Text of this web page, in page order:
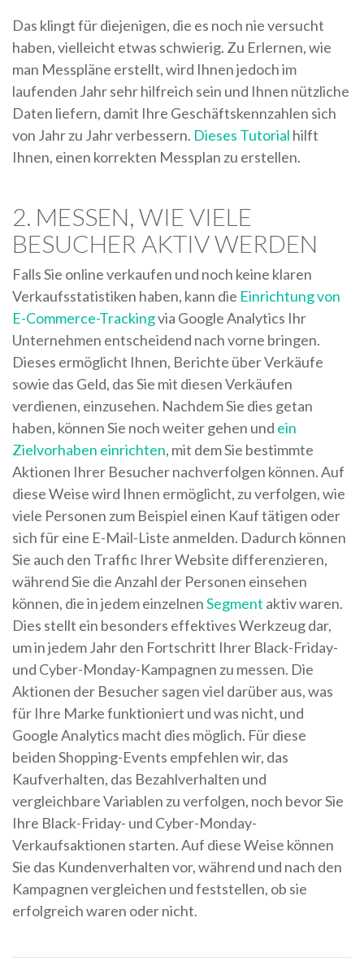
Das klingt für diejenigen, die es noch nie versucht
haben, vielleicht etwas schwierig. Zu Erlernen, wie
man Messpläne erstellt, wird Ihnen jedoch im
laufenden Jahr sehr hilfreich sein und Ihnen nützliche
Daten liefern, damit Ihre Geschäftskennzahlen sich
von Jahr zu Jahr verbessern. Dieses Tutorial hilft
Ihnen, einen korrekten Messplan zu erstellen.
2. MESSEN, WIE VIELE
BESUCHER AKTIV WERDEN
Falls Sie online verkaufen und noch keine klaren
Verkaufsstatistiken haben, kann die Einrichtung von
E-Commerce-Trackingvia Google Analytics Ihr
Unternehmen entscheidend nach vorne bringen.
Dieses ermöglicht Ihnen, Berichte über Verkäufe
sowie das Geld, das Sie mit diesen Verkäufen
verdienen, einzusehen. Nachdem Sie dies getan
haben, können Sie noch weiter gehen und ein
Zielvorhaben einrichten, mit dem Sie bestimmte
Aktionen Ihrer Besucher nachverfolgen können. Auf
diese Weise wird Ihnen ermöglicht, zu verfolgen, wie
viele Personen zum Beispiel einen Kauf tätigen oder
sich für eine E-Mail-Liste anmelden. Dadurch können
Sie auch den Traffic Ihrer Website differenzieren,
während Sie die Anzahl der Personen einsehen
können, die in jedem einzelnenSegment aktiv waren.
Dies stellt ein besonders effektives Werkzeug dar,
um in jedem Jahr den Fortschritt Ihrer Black-Friday-
und Cyber-Monday-Kampagnen zu messen. Die
Aktionen der Besucher sagen viel darüber aus, was
für Ihre Marke funktioniert und was nicht, und
Google Analytics macht dies möglich. Für diese
beiden Shopping-Events empfehlen wir, das
Kaufverhalten, das Bezahlverhalten und
vergleichbare Variablen zu verfolgen, noch bevor Sie
Ihre Black-Friday- und Cyber-Monday-
Verkaufsaktionen starten. Auf diese Weise können
Sie das Kundenverhalten vor, während und nach den
Kampagnen vergleichen und feststellen, ob sie
erfolgreich waren oder nicht.